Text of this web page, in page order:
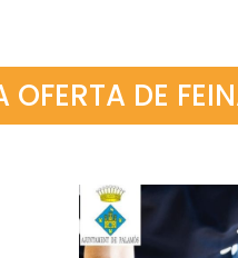
OFERTA DE